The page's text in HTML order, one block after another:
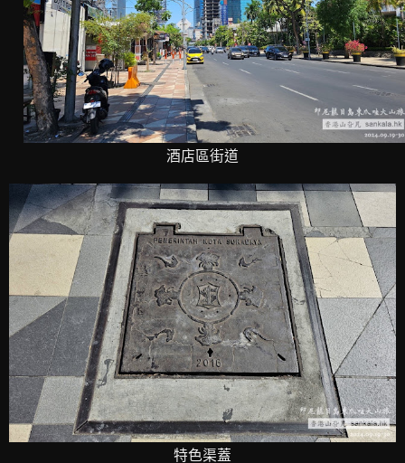
酒店區街道
特色渠蓋